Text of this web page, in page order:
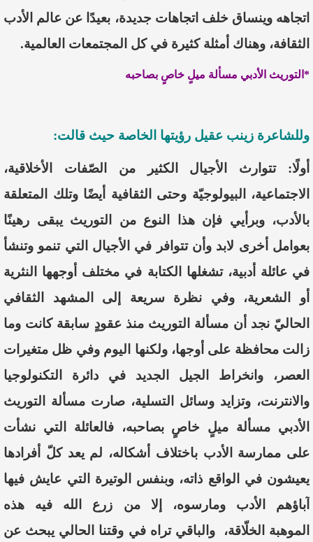
اتجاهه وينساق خلف اتجاهات جديدة، بعيدًا عن عالم الأدب
الثقافة، وهناك أمثلة كثيرة في كل المجتمعات العالمية.
*التوريث الأدبي مسألة ميلٍ خاصٍ بصاحبه
وللشاعرة زينب عقيل رؤيتها الخاصة حيث قالت:
أولًا:تتوارث الأجيال الكثير من الصّفات
الأخلاقية،
الاجتماعية،
البيولوجيّة وحتى الثقافية أيضًا وتلك
المتعلقة
بالأدب، وبرأيي فإن هذا النوع من التوريث يبقى رهينًا
بعوامل
أخرى لابد وأن تتوافر في الأجيال التي تنمو وتنشأ
في عائلة أدبية، تشغلها الكتابة في مختلف أوجهها
النثرية
أو
الشعرية، وفي نظرة سريعة إلى المشهد
الثقافي
الحاليّ نجد أن مسألة التوريث منذ عقودٍ سابقة كانت وما
زالتمحافظة على أوجها، ولكنها اليوم وفي ظل متغيرات
العصر،
وانخراط الجيل الجديد في دائرة
التكنولوجيا
والانترنت، وتزايد وسائل التسلية، صارت مسألة
التوريث
الأدبي مسألة ميلٍ خاصٍ بصاحبه، فالعائلة التي نشأت
على ممارسة الأدب باختلاف أشكاله، لم يعد كلّ
أفرادها
يعيشون في الواقع ذاته، وبنفس الوتيرة التي عايش فيها
آباؤهم
الأدبومارسوه، إلا من زرع الله فيه
هذه
الموهبة
الخلّاقة، والباقي تراه في وقتنا الحالي يبحث عن